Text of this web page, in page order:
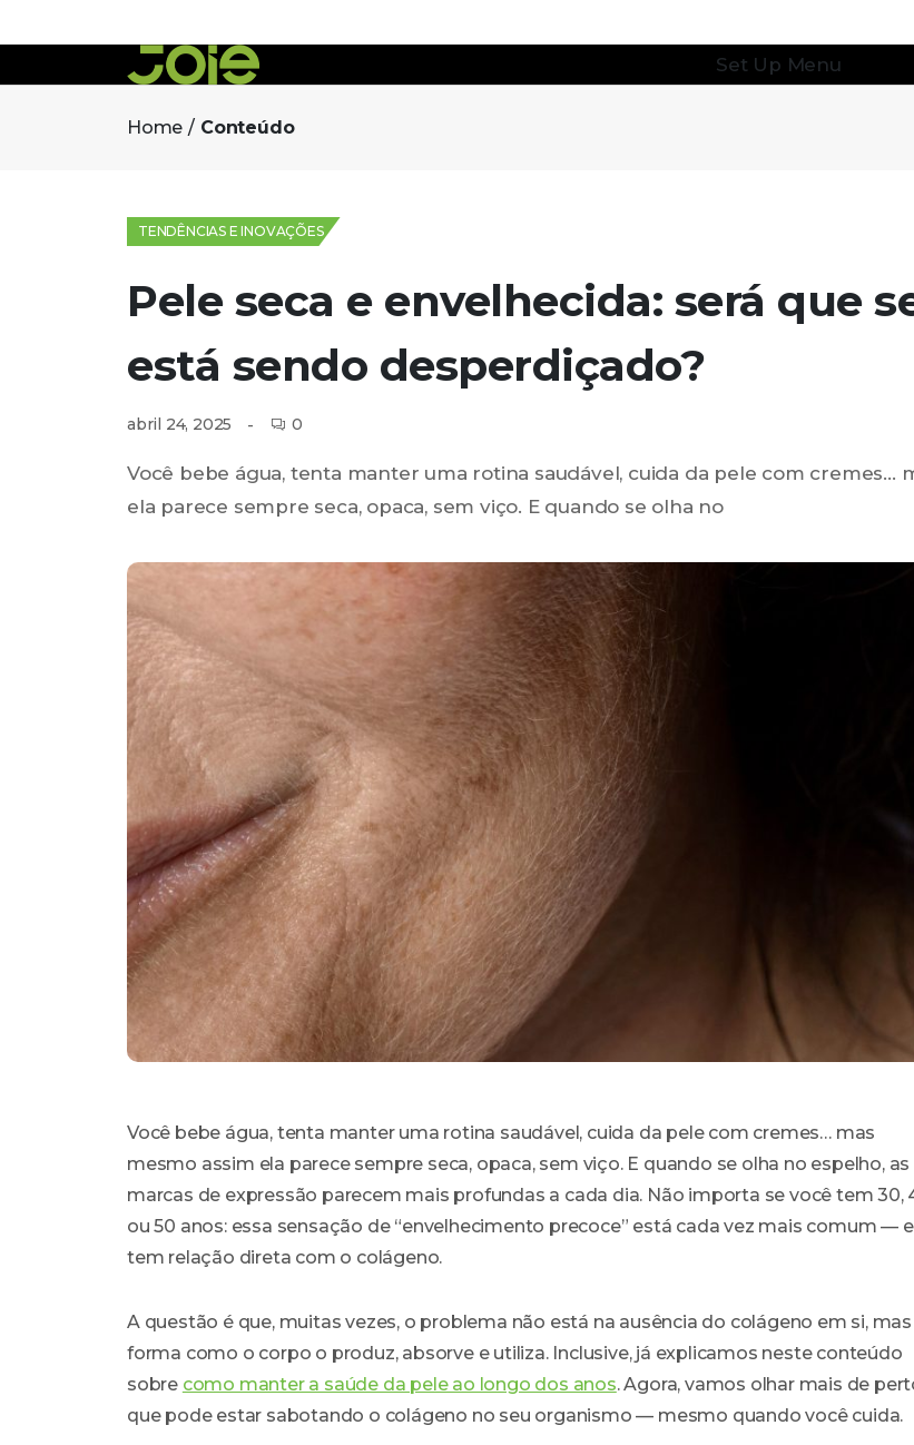
Set Up Menu
Home Conteúdo
TENDÊNCIAS E INOVAÇÕES
Pele seca e envelhecida: será que
está sendo desperdiçado?
abril 24, 2025 0
Você bebe água, tenta manter uma rotina saudável, cuida da pele com cremes…
ela parece sempre seca, opaca, sem viço. E quando se olha no
Você bebe água, tenta manter uma rotina saudável, cuida da pele com cremes… mas
mesmo assim ela parece sempre seca, opaca, sem viço. E quando se olha no espelho, as
marcas de expressão parecem mais profundas a cada dia. Não importa se você tem 30,
ou 50 anos: essa sensação de “envelhecimento precoce” está cada vez mais comum — e
tem relação direta com o colágeno.
A questão é que, muitas vezes, o problema não está na ausência do colágeno em si, mas
forma como o corpo o produz, absorve e utiliza. Inclusive, já explicamos neste conteúdo
sobre como manter a saúde da pele ao longo dos anos. Agora, vamos olhar mais de
que pode estar sabotando o colágeno no seu organismo — mesmo quando você cuida.